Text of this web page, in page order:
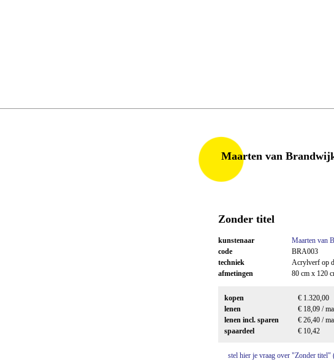
Maarten van
Zonder titel
kunstenaar
Maarten van
code
BRA003
techniek
Acrylverf op
afmetingen
80 cm x 120
kopen
€ 1.320,00
lenen
€ 18,09 /
lenen incl. sparen
€ 26,40 /
spaardeel
€ 10,42
stel hier je vraag over "Zonder